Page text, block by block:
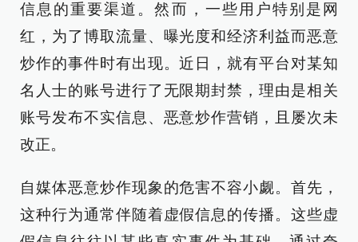
信息的重要渠道。然而，一些用户特别是网
红，为了博取流量、曝光度和经济利益而恶意
炒作的事件时有出现。近日，就有平台对某知
名人士的账号进行了无限期封禁，理由是相关
账号发布不实信息、恶意炒作营销，且屡次未
改正。
自媒体恶意炒作现象的危害不容小觑。首先，
这种行为通常伴随着虚假信息的传播。这些虚